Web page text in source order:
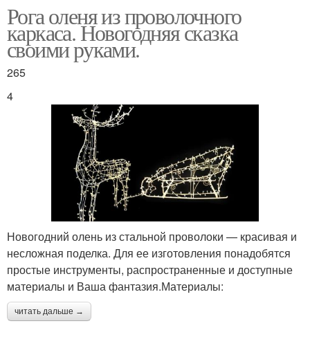
Рога оленя из проволочного
каркаса. Новогодняя сказка
своими руками.
265
4
Новогодний олень из стальной проволоки — красивая и
несложная поделка. Для ее изготовления понадобятся
простые инструменты, распространенные и доступные
материалы и Ваша фантазия.Материалы:
читать дальше →